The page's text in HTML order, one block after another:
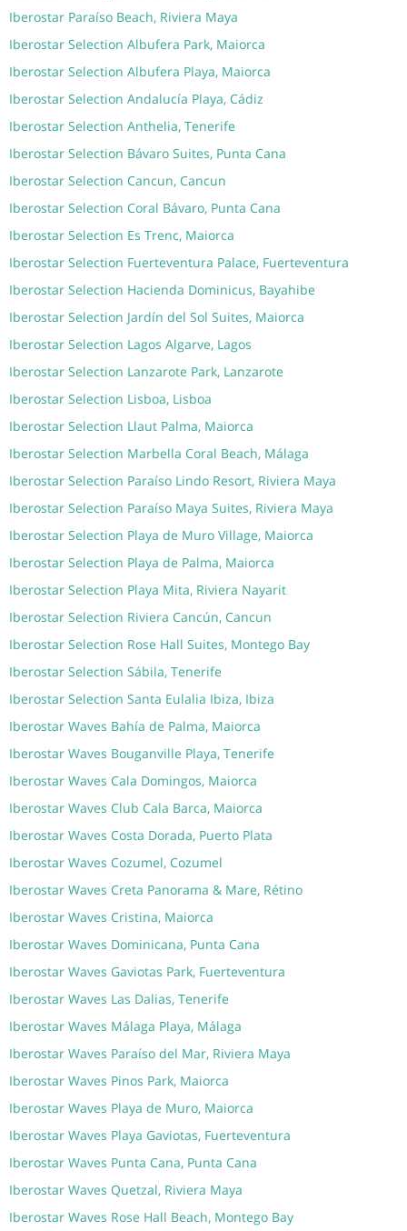
Iberostar Paraíso Beach, Riviera Maya
Iberostar Selection Albufera Park, Maiorca
Iberostar Selection Albufera Playa, Maiorca
Iberostar Selection Andalucía Playa, Cádiz
Iberostar Selection Anthelia, Tenerife
Iberostar Selection Bávaro Suites, Punta Cana
Iberostar Selection Cancun, Cancun
Iberostar Selection Coral Bávaro, Punta Cana
Iberostar Selection Es Trenc, Maiorca
Iberostar Selection Fuerteventura Palace, Fuerteventura
Iberostar Selection Hacienda Dominicus, Bayahibe
Iberostar Selection Jardín del Sol Suites, Maiorca
Iberostar Selection Lagos Algarve, Lagos
Iberostar Selection Lanzarote Park, Lanzarote
Iberostar Selection Lisboa, Lisboa
Iberostar Selection Llaut Palma, Maiorca
Iberostar Selection Marbella Coral Beach, Málaga
Iberostar Selection Paraíso Lindo Resort, Riviera Maya
Iberostar Selection Paraíso Maya Suites, Riviera Maya
Iberostar Selection Playa de Muro Village, Maiorca
Iberostar Selection Playa de Palma, Maiorca
Iberostar Selection Playa Mita, Riviera Nayarit
Iberostar Selection Riviera Cancún, Cancun
Iberostar Selection Rose Hall Suites, Montego Bay
Iberostar Selection Sábila, Tenerife
Iberostar Selection Santa Eulalia Ibiza, Ibiza
Iberostar Waves Bahía de Palma, Maiorca
Iberostar Waves Bouganville Playa, Tenerife
Iberostar Waves Cala Domingos, Maiorca
Iberostar Waves Club Cala Barca, Maiorca
Iberostar Waves Costa Dorada, Puerto Plata
Iberostar Waves Cozumel, Cozumel
Iberostar Waves Creta Panorama & Mare, Rétino
Iberostar Waves Cristina, Maiorca
Iberostar Waves Dominicana, Punta Cana
Iberostar Waves Gaviotas Park, Fuerteventura
Iberostar Waves Las Dalias, Tenerife
Iberostar Waves Málaga Playa, Málaga
Iberostar Waves Paraíso del Mar, Riviera Maya
Iberostar Waves Pinos Park, Maiorca
Iberostar Waves Playa de Muro, Maiorca
Iberostar Waves Playa Gaviotas, Fuerteventura
Iberostar Waves Punta Cana, Punta Cana
Iberostar Waves Quetzal, Riviera Maya
Iberostar Waves Rose Hall Beach, Montego Bay